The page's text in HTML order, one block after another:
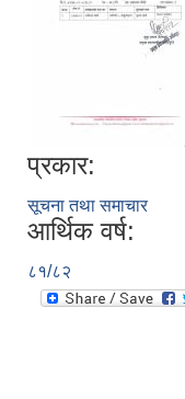
प्रकार:
सूचना तथा समाचार
आर्थिक वर्ष:
८१/८२